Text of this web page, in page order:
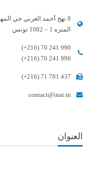
8 نهج أحمد الغربي حي المهرجان
المنزه 1 – 1082 تونس
(+216) 70 241 990
(+216) 70 241 996
(+216) 71 781 437
contact@inai.tn
العنوان